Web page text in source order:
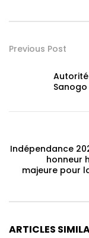
Previous Post
Indépendance
honneur
majeure pour
ARTICLES